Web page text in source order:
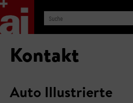
Kontakt
Auto Illustrierte